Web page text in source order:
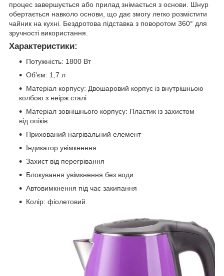
процес завершується або прилад знімається з основи. Шнур
обертається навколо основи, що дає змогу легко розмістити
чайник на кухні. Бездротова підставка з поворотом 360° для
зручності використання.
Характеристики:
Потужність: 1800 Вт
Об'єм: 1,7 л
Матеріал корпусу: Двошаровий корпус із внутрішньою
колбою з неірж.сталі
Матеріал зовнішнього корпусу: Пластик із захистом
від опіків
Прихований нагрівальний елемент
Індикатор увімкнення
Захист від перегрівання
Блокування увімкнення без води
Автовимкнення під час закипання
Колір: фіолетовий.